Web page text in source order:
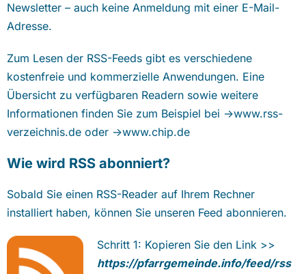
Newsletter – auch keine Anmeldung mit einer E-Mail-
Adresse.
Zum Lesen der RSS-Feeds gibt es verschiedene
kostenfreie und kommerzielle Anwendungen. Eine
Übersicht zu verfügbaren Readern sowie weitere
Informationen finden Sie zum Beispiel bei ->www.rss-
verzeichnis.de oder ->www.chip.de
Wie wird RSS abonniert?
Sobald Sie einen RSS-Reader auf Ihrem Rechner
installiert haben, können Sie unseren Feed abonnieren.
Schritt 1: Kopieren Sie den Link >>
https://pfarrgemeinde.info/feed/rss